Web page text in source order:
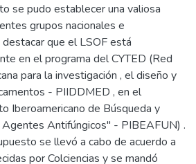
se pudo establecer una valiosa
grupos nacionales e
que el LSOF está
en el programa del CYTED (Red
para la investigación , el diseño y
- PIIDDMED , en el
Iberoamericano de Búsqueda y
Antifúngicos" - PIBEAFUN) .
se llevó a cabo de acuerdo a
por Colciencias y se mandó